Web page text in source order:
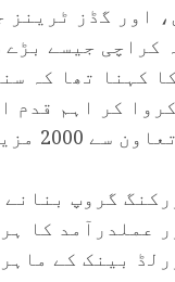
اور گڈز ٹرینز
کہنا تھا کہ
کر اہم قدم
بینک
گروپ
عملدرآمد کا
بینک کے